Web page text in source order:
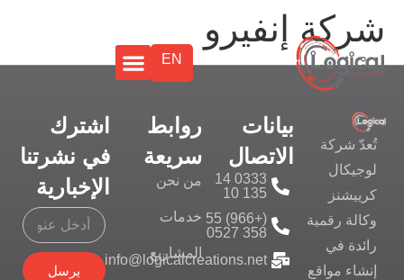
EN
شركة إنفيرو
تُعدّ شركة
لوجيكال
كرييشنز
وكالة رقمية
رائدة في
إنشاء مواقع
بيانات
الاتصال
0333 14
135 10
(+966) 55
358 0527
info@logicalcreations.net
روابط
سريعة
من نحن
خدمات
المشاريع
اشترك
في نشرتنا
الإخبارية
يرسل